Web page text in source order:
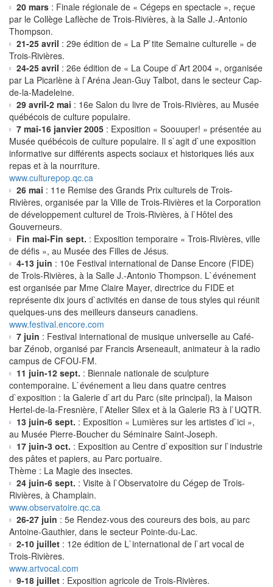
20 mars : Finale régionale de « Cégeps en spectacle », reçue
par le Collège Laflèche de Trois-Rivières, à la Salle J.-Antonio
Thompson.
21-25 avril : 29e édition de « La P`tite Semaine culturelle » de
Trois-Rivières.
24-25 avril : 26e édition de « La Coupe d`Art 2004 », organisée
par La Picarlène à l`Aréna Jean-Guy Talbot, dans le secteur Cap-
de-la-Madeleine.
29 avril-2 mai : 16e Salon du livre de Trois-Rivières, au Musée
québécois de culture populaire.
7 mai-16 janvier 2005 : Exposition « Soouuper! » présentée au
Musée québécois de culture populaire. Il s`agit d`une exposition
informative sur différents aspects sociaux et historiques liés aux
repas et à la nourriture.
www.culturepop.qc.ca
26 mai : 11e Remise des Grands Prix culturels de Trois-
Rivières, organisée par la Ville de Trois-Rivières et la Corporation
de développement culturel de Trois-Rivières, à l`Hôtel des
Gouverneurs.
Fin mai-Fin sept. : Exposition temporaire « Trois-Rivières, ville
de défis », au Musée des Filles de Jésus.
4-13 juin : 10e Festival international de Danse Encore (FIDE)
de Trois-Rivières, à la Salle J.-Antonio Thompson. L`événement
est organisée par Mme Claire Mayer, directrice du FIDE et
représente dix jours d`activités en danse de tous styles qui réunit
quelques-uns des meilleurs danseurs canadiens.
www.festival.encore.com
7 juin : Festival international de musique universelle au Café-
bar Zénob, organisé par Francis Arseneault, animateur à la radio
campus de CFOU-FM.
11 juin-12 sept. : Biennale nationale de sculpture
contemporaine. L`événement a lieu dans quatre centres
d`exposition : la Galerie d`art du Parc (site principal), la Maison
Hertel-de-la-Fresnière, l`Atelier Silex et à la Galerie R3 à l`UQTR.
13 juin-6 sept. : Exposition « Lumières sur les artistes d`ici »,
au Musée Pierre-Boucher du Séminaire Saint-Joseph.
17 juin-3 oct. : Exposition au Centre d`exposition sur l`industrie
des pâtes et papiers, au Parc portuaire.
Thème : La Magie des insectes.
24 juin-6 sept. : Visite à l`Observatoire du Cégep de Trois-
Rivières, à Champlain.
www.observatoire.qc.ca
26-27 juin : 5e Rendez-vous des coureurs des bois, au parc
Antoine-Gauthier, dans le secteur Pointe-du-Lac.
2-10 juillet : 12e édition de L`international de l`art vocal de
Trois-Rivières.
www.artvocal.com
9-18 juillet : Exposition agricole de Trois-Rivières.